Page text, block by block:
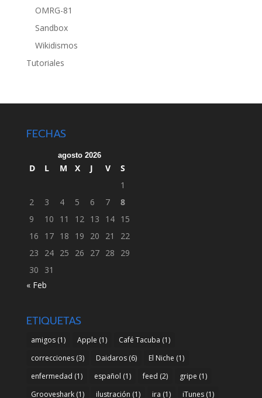
OMRG-81
Sandbox
Wikidismos
Tutoriales
FECHAS
agosto 2026
D L M X J V
S
1
2
3 4 5 6 7
8
9
10 11 12 13 14 15
16
17 18 19 20 21
22
23
24 25 26 27 28
29
30
31
« Feb
ETIQUETAS
amigos(1) Apple (1) Café Tacuba (1)
correcciones(3) Daidaros(6) El Niche (1)
enfermedad (1) español (1) feed (2) gripe (1)
Grooveshark(1) ilustración (1) ira (1) iTunes(1)